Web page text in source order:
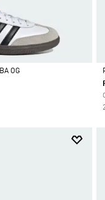
OG